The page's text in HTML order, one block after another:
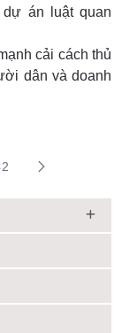
dự án luật quan
cải cách thủ
dân và doanh